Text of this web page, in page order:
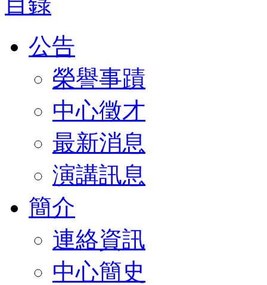
公告
榮譽事蹟
中心徵才
最新消息
演講訊息
簡介
連絡資訊
中心簡史